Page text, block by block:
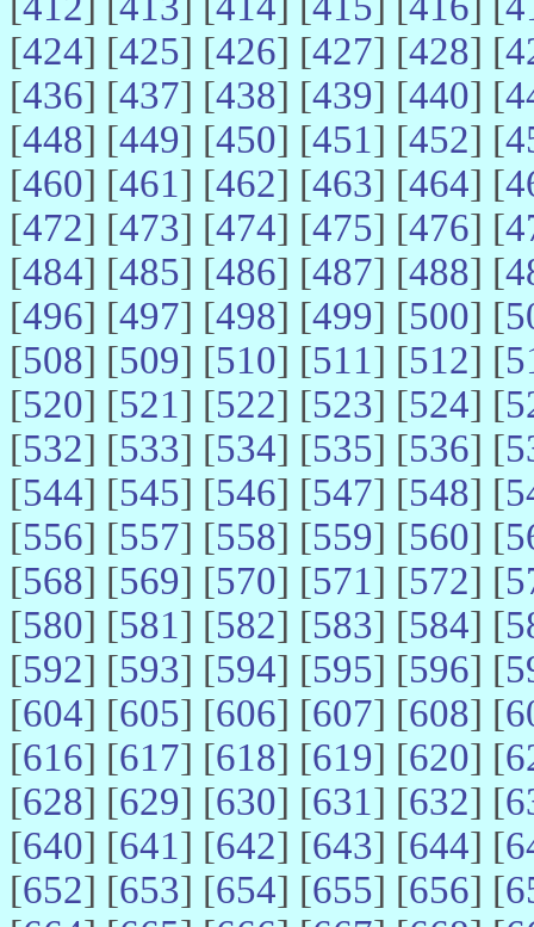
[424] [425] [426] [427] [428] [
[436] [437] [438] [439] [440] [
[448] [449] [450] [451] [452] [
[460] [461] [462] [463] [464] [
[472] [473] [474] [475] [476] [
[484] [485] [486] [487] [488] [
[496] [497] [498] [499] [500] [
[508] [509] [510] [511] [512] [
[520] [521] [522] [523] [524] [
[532] [533] [534] [535] [536] [
[544] [545] [546] [547] [548] [
[556] [557] [558] [559] [560] [
[568] [569] [570] [571] [572] [
[580] [581] [582] [583] [584] [
[592] [593] [594] [595] [596] [
[604] [605] [606] [607] [608] [
[616] [617] [618] [619] [620] [
[628] [629] [630] [631] [632] [
[640] [641] [642] [643] [644] [
[652] [653] [654] [655] [656] [